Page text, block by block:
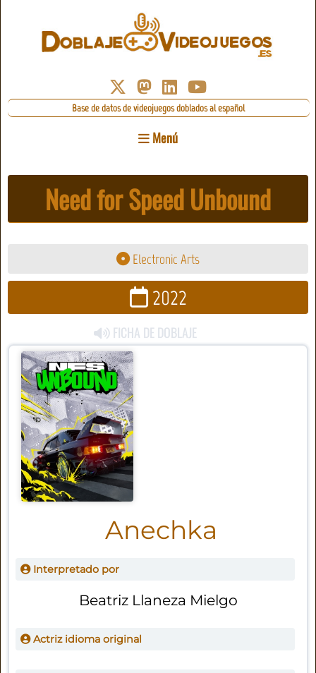
Base de datos de videojuegos doblados al español
Menú
Need for Speed Unbound
Electronic Arts
2022
FICHA DE DOBLAJE
Anechka
Interpretado por
Beatriz Llaneza Mielgo
Actriz idioma original